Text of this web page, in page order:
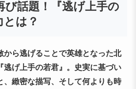
び話題！『逃げ上手の
は？
から逃げることで英雄となった北
逃げ上手の若君』。史実に基づい
、緻密な描写、そして何よりも時